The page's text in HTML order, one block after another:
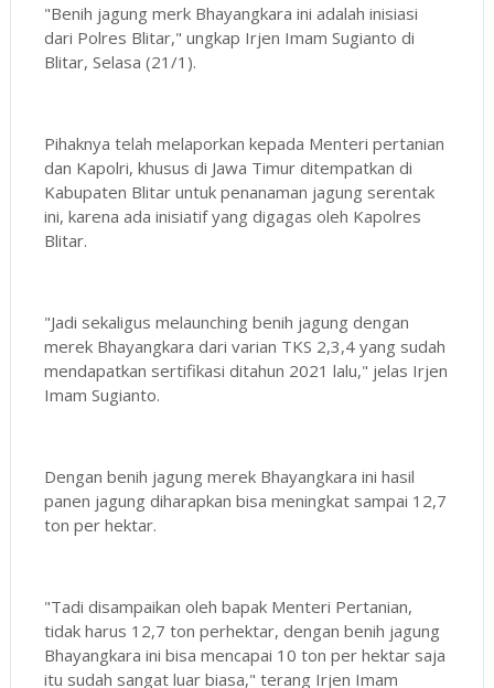
"Benih jagung merk Bhayangkara ini adalah inisiasi
dari Polres Blitar," ungkap Irjen Imam Sugianto di
Blitar, Selasa (21/1).
Pihaknya telah melaporkan kepada Menteri pertanian
dan Kapolri, khusus di Jawa Timur ditempatkan di
Kabupaten Blitar untuk penanaman jagung serentak
ini, karena ada inisiatif yang digagas oleh Kapolres
Blitar.
"Jadi sekaligus melaunching benih jagung dengan
merek Bhayangkara dari varian TKS 2,3,4 yang sudah
mendapatkan sertifikasi ditahun 2021 lalu," jelas Irjen
Imam Sugianto.
Dengan benih jagung merek Bhayangkara ini hasil
panen jagung diharapkan bisa meningkat sampai 12,7
ton per hektar.
"Tadi disampaikan oleh bapak Menteri Pertanian,
tidak harus 12,7 ton perhektar, dengan benih jagung
Bhayangkara ini bisa mencapai 10 ton per hektar saja
itu sudah sangat luar biasa," terang Irjen Imam